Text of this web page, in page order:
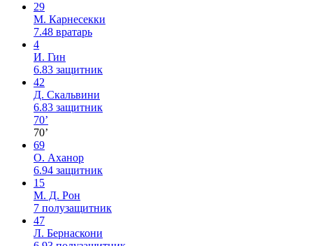
29
М. Карнесекки
7.48 вратарь
4
И. Гин
6.83 защитник
42
Д. Скальвини
6.83 защитник
70’
70’
69
О. Аханор
6.94 защитник
15
М. Д. Рон
7 полузащитник
47
Л. Бернаскони